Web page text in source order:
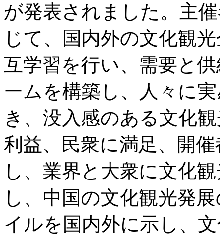
が発表されました。主
じて、国内外の文化観
互学習を行い、需要と
ームを構築し、人々に
き、没入感のある文化
利益、民衆に満足、開
し、業界と大衆に文化
し、中国の文化観光発
イルを国内外に示し、